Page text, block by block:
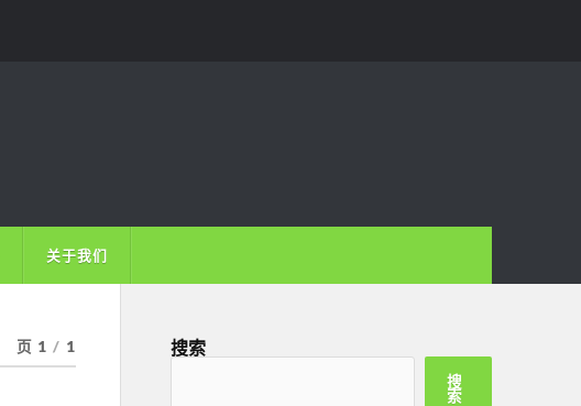
关于我们
页 1 / 1 搜索
搜
索